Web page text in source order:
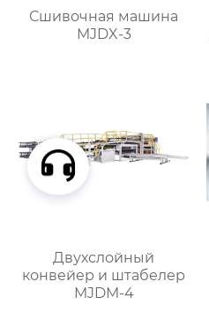
Сшивочная машина
MJDX-3
Двухслойный
конвейер и штабелер
MJDM-4